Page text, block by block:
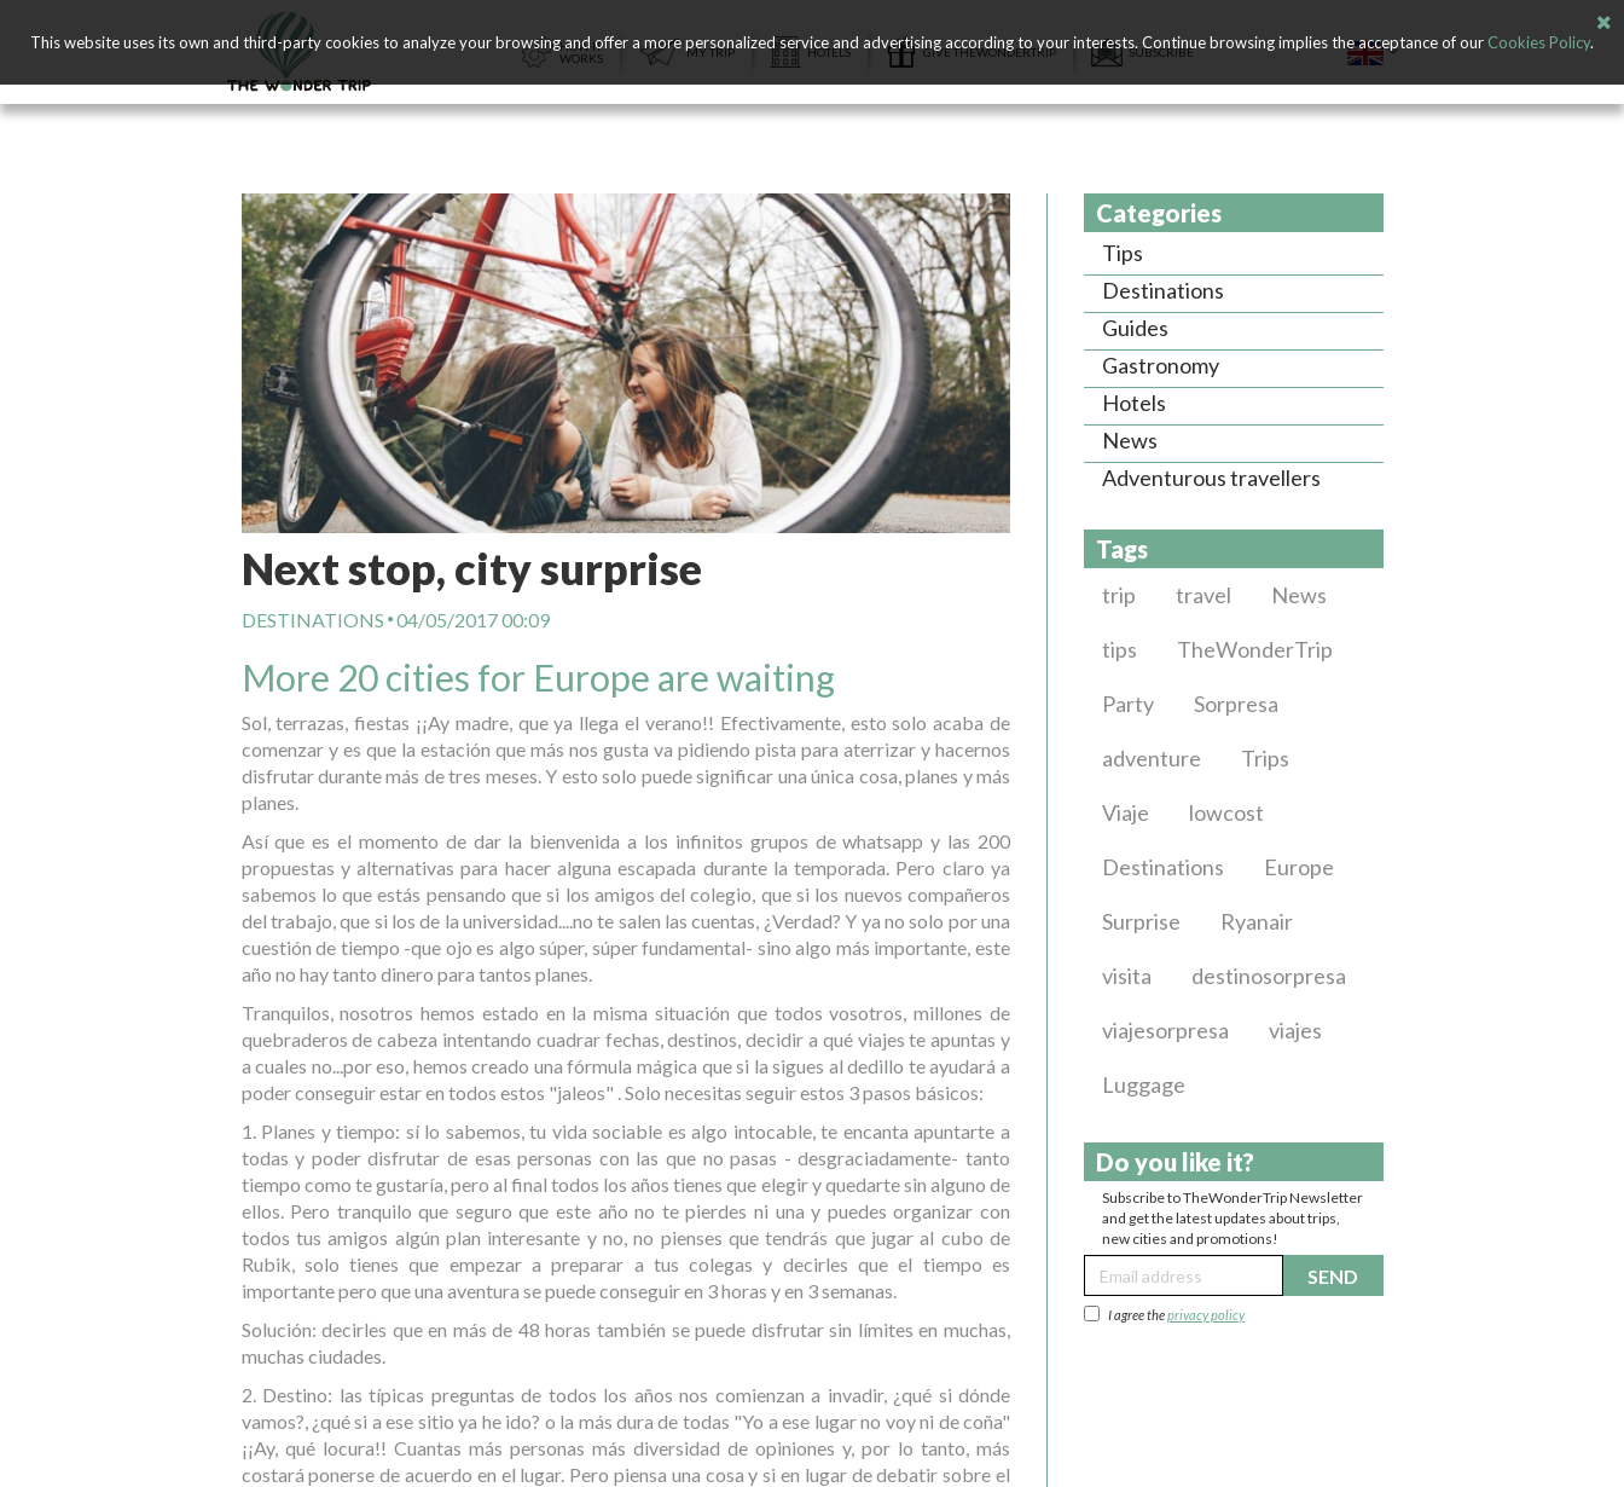
HOW IT
WORKS
MY TRIP HOTELS GIVE THEWONDERTRIP SUBSCRIBE
Next stop, city surprise
DESTINATIONS 04/05/2017 00:09
More 20 cities for Europe are waiting
Sol, terrazas, fiestas ¡¡Ay madre, que ya llega el verano!! Efectivamente, esto solo acaba de
comenzar y es que la estación que más nos gusta va pidiendo pista para aterrizar y hacernos
disfrutar durante más de tres meses. Y esto solo puede significar una única cosa, planes y más
planes.
Así que es el momento de dar la bienvenida a los infinitos grupos de whatsapp y las 200
propuestas y alternativas para hacer alguna escapada durante la temporada. Pero claro ya
sabemos lo que estás pensando que si los amigos del colegio, que si los nuevos compañeros
del trabajo, que si los de la universidad....no te salen las cuentas, ¿Verdad? Y ya no solo por una
cuestión de tiempo -que ojo es algo súper, súper fundamental- sino algo más importante, este
año no hay tanto dinero para tantos planes.
Tranquilos, nosotros hemos estado en la misma situación que todos vosotros, millones de
quebraderos de cabeza intentando cuadrar fechas, destinos, decidir a qué viajes te apuntas y
a cuales no...por eso, hemos creado una fórmula mágica que si la sigues al dedillo te ayudará a
poder conseguir estar en todos estos "jaleos" . Solo necesitas seguir estos 3 pasos básicos:
1. Planes y tiempo: sí lo sabemos, tu vida sociable es algo intocable, te encanta apuntarte a
todas y poder disfrutar de esas personas con las que no pasas - desgraciadamente- tanto
tiempo como te gustaría, pero al final todos los años tienes que elegir y quedarte sin alguno de
ellos. Pero tranquilo que seguro que este año no te pierdes ni una y puedes organizar con
todos tus amigos algún plan interesante y no, no pienses que tendrás que jugar al cubo de
Rubik, solo tienes que empezar a preparar a tus colegas y decirles que el tiempo es
importante pero que una aventura se puede conseguir en 3 horas y en 3 semanas.
Solución: decirles que en más de 48 horas también se puede disfrutar sin límites en muchas,
muchas ciudades.
2. Destino: las típicas preguntas de todos los años nos comienzan a invadir, ¿qué si dónde
vamos?, ¿qué si a ese sitio ya he ido? o la más dura de todas "Yo a ese lugar no voy ni de coña"
¡¡Ay, qué locura!! Cuantas más personas más diversidad de opiniones y, por lo tanto, más
costará ponerse de acuerdo en el lugar. Pero piensa una cosa y si en lugar de debatir sobre el
Categories
Tips
Destinations
Guides
Gastronomy
Hotels
News
Adventurous travellers
Tags
trip travel News
tips TheWonderTrip
Party Sorpresa
adventure Trips
Viaje lowcost
Destinations Europe
Surprise Ryanair
visita destinosorpresa
viajesorpresa viajes
Luggage
Do you like it?
Subscribe to TheWonderTrip Newsletter
and get the latest updates about trips,
new cities and promotions!
SEND
I agree theprivacy policy
This website uses its own and third-party cookies to analyze your browsing and offer a more personalized service and advertising according to your interests. Continue browsing implies the acceptance of our Cookies Policy.